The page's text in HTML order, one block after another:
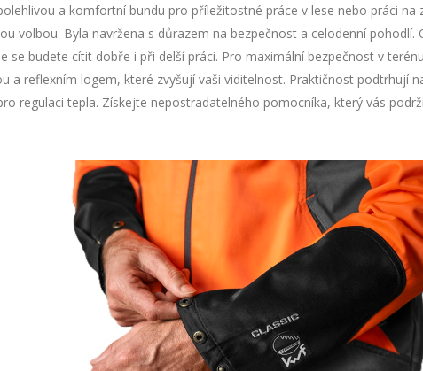
a komfortní bundu pro příležitostné práce v lese nebo práci na
volbou. Byla navržena s důrazem na bezpečnost a celodenní pohodlí.
se budete cítit dobře i při delší práci. Pro maximální bezpečnost v
a reflexním logem, které zvyšují vaši viditelnost. Praktičnost podtrhují
regulaci tepla. Získejte nepostradatelného pomocníka, který vás